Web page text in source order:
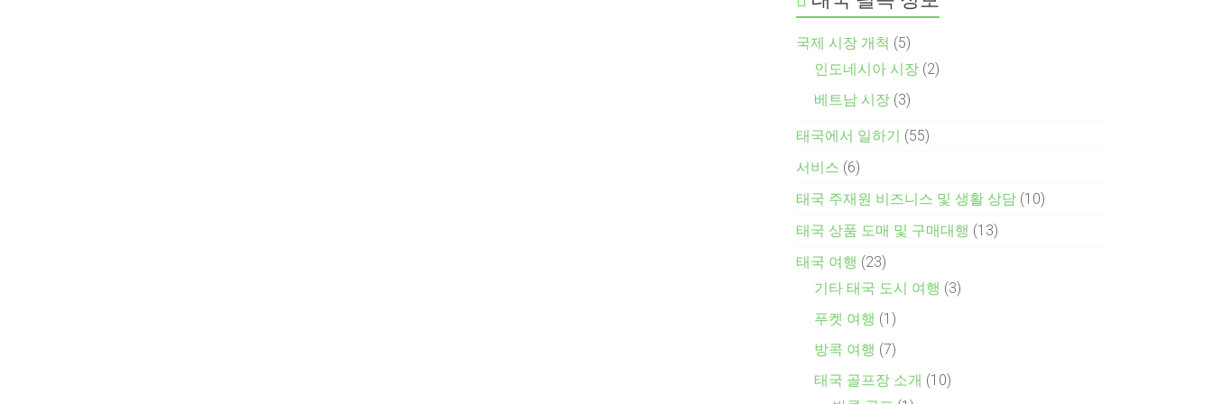
국제 시장 개척 (5)
인도네시아 시장 (2)
베트남 시장 (3)
태국에서 일하기 (55)
서비스 (6)
태국 주재원 비즈니스 및 생활 상담 (10)
태국 상품 도매 및 구매대행 (13)
태국 여행 (23)
기타 태국 도시 여행 (3)
푸켓 여행 (1)
방콕 여행 (7)
태국 골프장 소개 (10)